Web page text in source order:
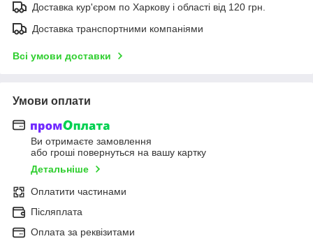
Доставка кур'єром по Харкову і області від 120 грн.
Доставка транспортними компаніями
Всі умови доставки
Умови оплати
Ви отримаєте замовлення
або гроші повернуться на вашу картку
Детальніше
Оплатити частинами
Післяплата
Оплата за реквізитами